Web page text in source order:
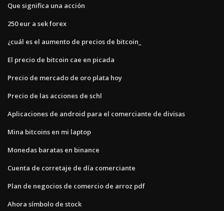
Que significa una acción
250 eur a sek forex
¿cuál es el aumento de precios de bitcoin_
El precio de bitcoin cae en picada
Precio de mercado de oro plata hoy
Precio de las acciones de schl
Aplicaciones de android para el comerciante de divisas
Mina bitcoins en mi laptop
Monedas baratas en binance
Cuenta de corretaje de día comerciante
Plan de negocios de comercio de arroz pdf
Ahora símbolo de stock